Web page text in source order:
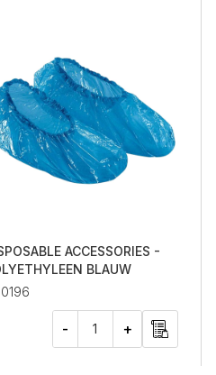
ACCESSORIES -
BLAUW
- +